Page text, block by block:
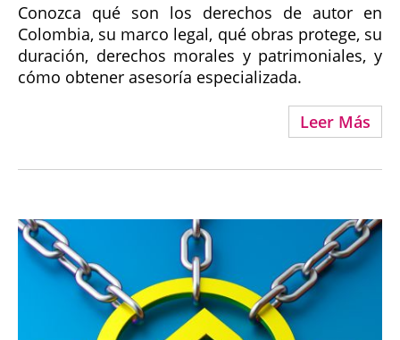
Conozca qué son los derechos de autor en
Colombia, su marco legal, qué obras protege, su
duración, derechos morales y patrimoniales, y
cómo obtener asesoría especializada.
Leer Más